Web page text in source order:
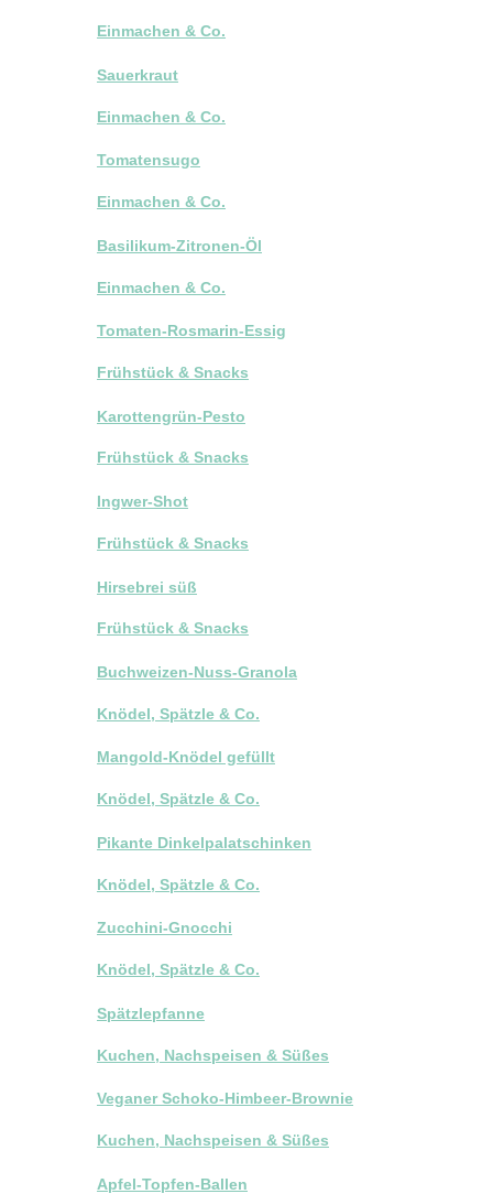
Einmachen & Co.
Sauerkraut
Einmachen & Co.
Tomatensugo
Einmachen & Co.
Basilikum-Zitronen-Öl
Einmachen & Co.
Tomaten-Rosmarin-Essig
Frühstück & Snacks
Karottengrün-Pesto
Frühstück & Snacks
Ingwer-Shot
Frühstück & Snacks
Hirsebrei süß
Frühstück & Snacks
Buchweizen-Nuss-Granola
Knödel, Spätzle & Co.
Mangold-Knödel gefüllt
Knödel, Spätzle & Co.
Pikante Dinkelpalatschinken
Knödel, Spätzle & Co.
Zucchini-Gnocchi
Knödel, Spätzle & Co.
Spätzlepfanne
Kuchen, Nachspeisen & Süßes
Veganer Schoko-Himbeer-Brownie
Kuchen, Nachspeisen & Süßes
Apfel-Topfen-Ballen